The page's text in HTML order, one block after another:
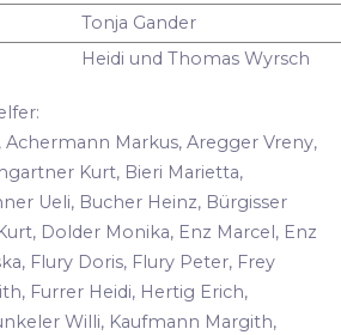
Tonja Gander
Heidi und Thomas Wyrsch
Markus, Aregger Vreny,
Kurt, Bieri Marietta,
Ueli, Bucher Heinz, Bürgisser
Dolder Monika, Enz Marcel, Enz
Flury Doris, Flury Peter, Frey
Furrer Heidi, Hertig Erich,
Willi, Kaufmann Margith,